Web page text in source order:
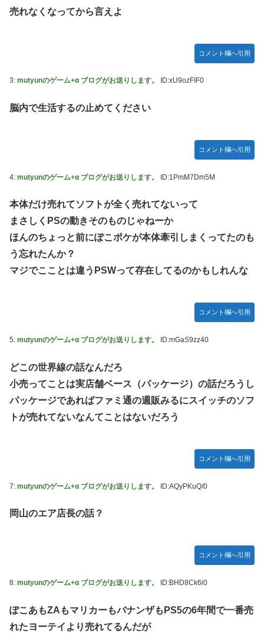
売れなくなってから言えよ
コメント欄へ引用
3: mutyunのゲーム+α ブログがお送りします。 ID:xU9ozFIF0
脳内で生活するの止めてください
コメント欄へ引用
4: mutyunのゲーム+α ブログがお送りします。 ID:1PmM7Dm5M
本体だけ売れてソフトが全く売れてないって
まさしくPSの動きそのものじゃねーか
ほんのちょっと前にぽこポケが本体牽引しまくってたのも
う忘れたんか？
マジでこことは違うPSWって存在してるのかもしれんな
コメント欄へ引用
5: mutyunのゲーム+α ブログがお送りします。 ID:mGaS9zz40
どこの世界線の話なんだろ
小売ってことは実店舗ベース（パッケージ）の話だろうし
パッケージであればファミ通の週販みるにスイッチのソフ
トが売れてないなんてことはないだろう
コメント欄へ引用
7: mutyunのゲーム+α ブログがお送りします。 ID:AQyPKuQ/0
岡山のエア店長の話？
コメント欄へ引用
8: mutyunのゲーム+α ブログがお送りします。 ID:BHD8Ck6i0
ぽこあもZAもマリカーもバナンザもPS5の6年間で一番売
れたヨーテイより売れてるんだが